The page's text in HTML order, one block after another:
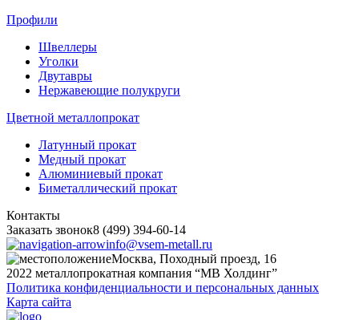
Профили
Швеллеры
Уголки
Двутавры
Нержавеющие полукруги
Цветной металлопрокат
Латунный прокат
Медный прокат
Алюминиевый прокат
Биметаллический прокат
Контакты
Заказать звонок8 (499) 394-60-14
info@vsem-metall.ru
Москва, Походный проезд, 16
2022 металлопрокатная компания “MB Холдинг”
Политика конфиденциальности и персональных данных
Карта сайта